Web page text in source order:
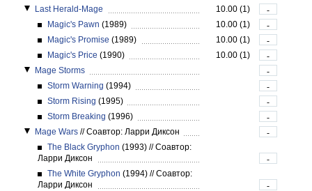
Last Herald-Mage
10.00 (1)
-
Magic's Pawn (1989) 10.00 (1)
-
Magic's Promise (1989) 10.00 (1)
-
Magic's Price (1990) 10.00 (1)
-
Mage Storms
-
Storm Warning (1994)
-
Storm Rising (1995)
-
Storm Breaking (1996)
-
Mage Wars //Соавтор: Ларри Диксон
-
The Black Gryphon (1993) //Соавтор:
Ларри Диксон
-
The White Gryphon (1994) //Соавтор:
Ларри Диксон
-